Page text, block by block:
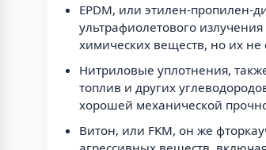
EPDM, или этилен-пропилен-
ультрафиолетового
химических веществ, но их не
Нитриловые уплотнения,
топлив и других
хорошей механической
Витон, или FKM, он же